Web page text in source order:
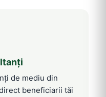
de mediu din
beneficiarii tăi